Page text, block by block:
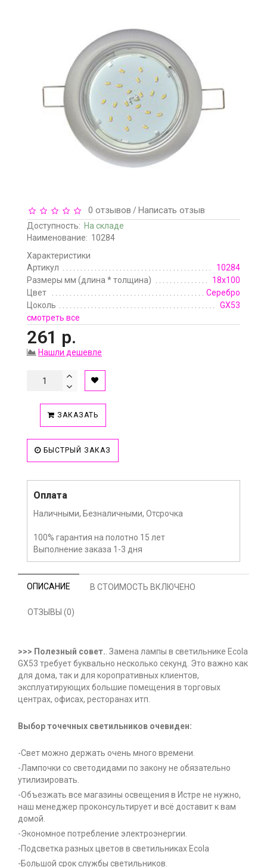
0 отзывов /Написать отзыв
Доступность: На складе
Наименование: 10284
Характеристики
Артикул
10284
Размеры мм (длина * толщина)
18х100
Цвет
Серебро
Цоколь
GX53
смотреть все
261 р.
Нашли дешевле
ЗАКАЗАТЬ
БЫСТРЫЙ ЗАКАЗ
Оплата
Наличными, Безналичными, Отсрочка
100% гарантия на полотно 15 лет
Выполнение заказа 1-3 дня
ОПИСАНИЕ В СТОИМОСТЬ ВКЛЮЧЕНО
ОТЗЫВЫ (0)
>>> Полезный совет.. Замена лампы в светильнике Ecola
GX53 требует буквально несколько секунд. Это важно как
для дома, так и для коропративных клиентов,
эксплуатирующих большие помещения в торговых
центрах, офисах, ресторанах итп.
Выбор точечных светильников очевиден:
-Свет можно держать очень много времени.
-Лампочки со светодидами по закону не обязательно
утилизировать.
-Объезжать все магазины освещения в Истре не нужно,
наш менеджер проконсультирует и всё доставит к вам
домой.
-Экономное потребление электроэнергии.
-Подсветка разных цветов в светильниках Ecola
-Большой срок службы светильников.